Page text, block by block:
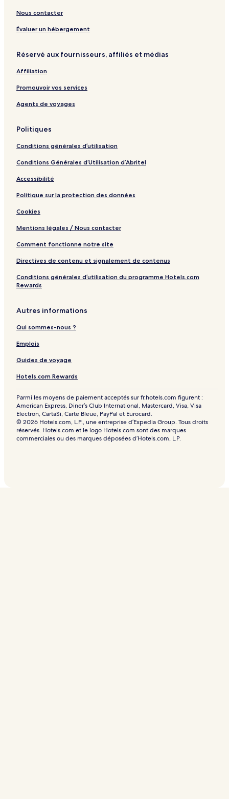
S
a
P
c
g
d
i
L
a
s
l
u
e
&
A
p
a
m
n
t
s
P
r
N
t
u
r
a
p
n
o
n
Nous contacter
Évaluer un hébergement
Réservé aux fournisseurs, affiliés et médias
Affiliation
Promouvoir vos services
Agents de voyages
Politiques
Conditions générales d’utilisation
Conditions Générales d’Utilisation d’Abritel
Accessibilité
Politique sur la protection des données
Cookies
Mentions légales / Nous contacter
Comment fonctionne notre site
Directives de contenu et signalement de contenus
Conditions générales d’utilisation du programme Hotels.com
Rewards
Autres informations
Qui sommes-nous ?
Emplois
Guides de voyage
Hotels.com Rewards
Parmi les moyens de paiement acceptés sur fr.hotels.com figurent :
American Express, Diner’s Club International, Mastercard, Visa, Visa
Electron, CartaSi, Carte Bleue, PayPal et Eurocard.
© 2026 Hotels.com, L.P., une entreprise d’Expedia Group. Tous droits
réservés. Hotels.com et le logo Hotels.com sont des marques
commerciales ou des marques déposées d’Hotels.com, L.P.